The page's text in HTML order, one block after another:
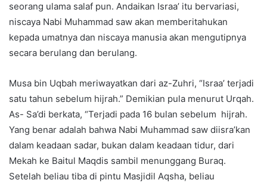
seorang ulama salaf pun. Andaikan Israa’ itu bervariasi,
niscaya Nabi Muhammad saw akan memberitahukan
kepada umatnya dan niscaya manusia akan mengutipnya
secara berulang dan berulang.
Musa bin Uqbah meriwayatkan dari az-Zuhri, “Israa’ terjadi
satu tahun sebelum hijrah.” Demikian pula menurut Urqah.
As- Sa’di berkata, “Terjadi pada 16 bulan sebelum hijrah.
Yang benar adalah bahwa Nabi Muhammad saw diisra’kan
dalam keadaan sadar, bukan dalam keadaan tidur, dari
Mekah ke Baitul Maqdis sambil menunggang Buraq.
Setelah beliau tiba di pintu Masjidil Aqsha, beliau